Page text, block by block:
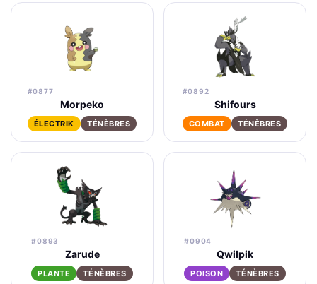
#0877
Morpeko
ÉLECTRIK TÉNÈBRES
#0892
Shifours
COMBAT TÉNÈBRES
#0893
Zarude
PLANTE TÉNÈBRES
#0904
Qwilpik
POISON TÉNÈBRES